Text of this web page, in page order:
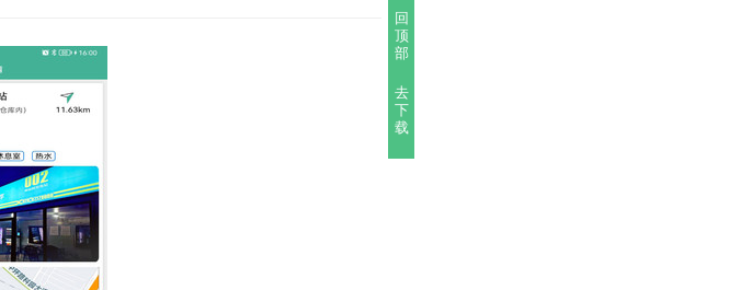
回
顶
部
去
下
载